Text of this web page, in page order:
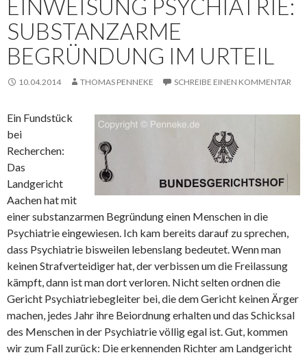
EINWEISUNG PSYCHIATRIE:
SUBSTANZARME
BEGRÜNDUNG IM URTEIL
10.04.2014 THOMAS PENNEKE SCHREIBE EINEN KOMMENTAR
Ein Fundstück
bei
Recherchen:
Das
Landgericht
Aachen hat mit
einer substanzarmen Begründung einen Menschen in die
Psychiatrie eingewiesen. Ich kam bereits darauf zu sprechen,
dass Psychiatrie bisweilen lebenslang bedeutet. Wenn man
keinen Strafverteidiger hat, der verbissen um die Freilassung
kämpft, dann ist man dort verloren. Nicht selten ordnen die
Gericht Psychiatriebegleiter bei, die dem Gericht keinen Ärger
machen, jedes Jahr ihre Beiordnung erhalten und das Schicksal
des Menschen in der Psychiatrie völlig egal ist. Gut, kommen
wir zum Fall zurück: Die erkennenden Richter am Landgericht